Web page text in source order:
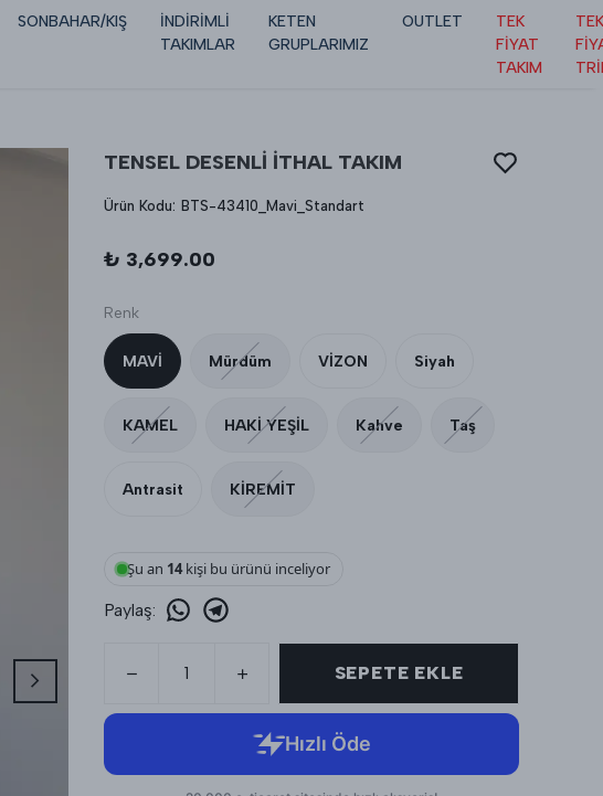
SONBAHAR/KIŞ
İNDİRİMLİ
TAKIMLAR
KETEN
GRUPLARIMIZ
OUTLET
TEK
FİYAT
TAKIM
TEK
TENSEL DESENLİ İTHAL TAKIM
Ürün Kodu: BTS-43410_Mavi_Standart
₺ 3,699.00
Renk
MAVİ Mürdüm VİZON Siyah
KAMEL HAKİ YEŞİL Kahve Taş
Antrasit KİREMİT
Şu an 15kişi bu ürünü inceliyor
Paylaş:
SEPETE EKLE